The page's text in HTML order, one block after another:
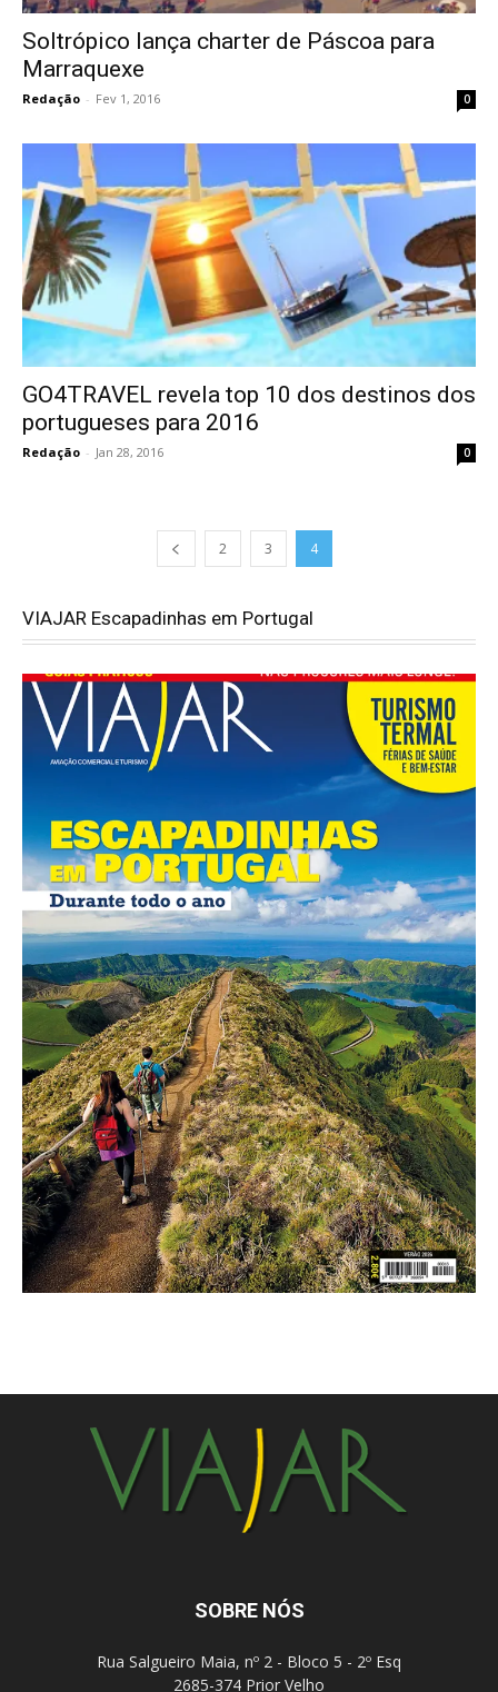
Soltrópico lança charter de Páscoa para
Marraquexe
Redação - Fev 1, 2016 0
GO4TRAVEL revela top 10 dos destinos dos
portugueses para 2016
Redação - Jan 28, 2016 0
2 3 4
VIAJAR Escapadinhas em Portugal
SOBRE NÓS
Rua Salgueiro Maia, nº 2 - Bloco 5 - 2º Esq
2685-374 Prior Velho